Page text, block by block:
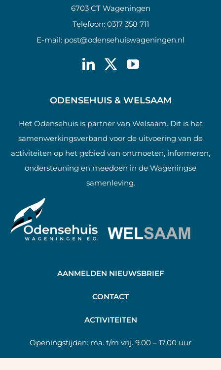
6703 CT Wageningen
Telefoon: 0317 358 711
E-mail: post@odensehuiswageningen.nl
ODENSEHUIS & WELSAAM
Het Odensehuis is partner van Welsaam. Dit is het
samenwerkingsverband voor de uitvoering van de
activiteiten op het gebied van ontmoeten, informeren,
ondersteuning en meedoen in de Wageningse
samenleving.
AANMELDEN NIEUWSBRIEF
CONTACT
ACTIVITEITEN
Openingstijden: ma. t/m vrij. 9.00 – 17.00 uur